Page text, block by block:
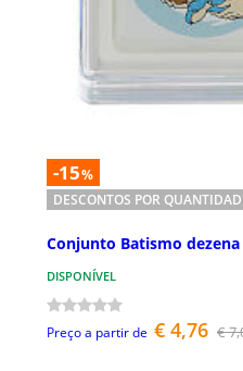
-15%
DESCONTOS POR
Conjunto Batismo
DISPONÍVEL
Preço a partir de € 4,76 €